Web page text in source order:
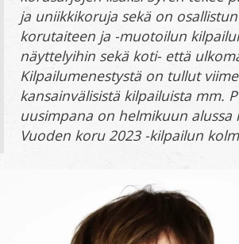
ja uniikkikoruja sekä on
korutaiteen ja -muotoilun
näyttelyihin sekä koti- että
Kilpailumenestystä on tullut
kansainvälisistä kilpailuista mm.
uusimpana on helmikuun alussa
Vuoden koru 2023 -kilpailun